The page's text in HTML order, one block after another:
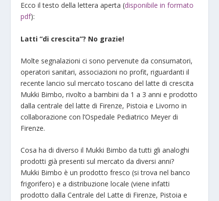
Ecco il testo della lettera aperta (disponibile in formato
pdf):
Latti “di crescita”? No grazie!
Molte segnalazioni ci sono pervenute da consumatori,
operatori sanitari, associazioni no profit, riguardanti il
recente lancio sul mercato toscano del latte di crescita
Mukki Bimbo, rivolto a bambini da 1 a 3 anni e prodotto
dalla centrale del latte di Firenze, Pistoia e Livorno in
collaborazione con l’Ospedale Pediatrico Meyer di
Firenze.
Cosa ha di diverso il Mukki Bimbo da tutti gli analoghi
prodotti già presenti sul mercato da diversi anni?
Mukki Bimbo è un prodotto fresco (si trova nel banco
frigorifero) e a distribuzione locale (viene infatti
prodotto dalla Centrale del Latte di Firenze, Pistoia e